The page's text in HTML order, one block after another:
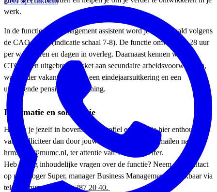
werk.
In de functie van Management assistent word je ingeschaald volgens
de CAO UMC (indicatie schaal 7-8). De functie omvat 24 – 28 uur
per week, uren en dagen in overleg. Daarnaast kennen we bij
CTCM een uitgebreid pakket aan secundaire arbeidsvoorwaarden,
waaronder vakantietoeslag, een eindejaarsuitkering en een
uitstekende pensioenvoorziening.
Informatie en sollicitatie
Herken je jezelf in bovenstaand profiel en word je hier enthousiast
van? Solliciteer dan door jouw CV en motivatie te mailen naar
hrm.ctcm@mumc.nl, ter attentie van Yvanka Pfeifer.
Heb je nog inhoudelijke vragen over de functie? Neem dan contact
op met Roger Super, manager Business Management, bereikbaar via
telefoonnummer
043 – 387 20 40.